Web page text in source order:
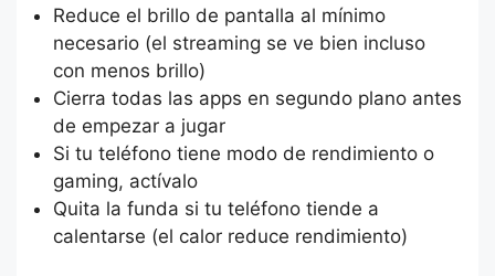
Reduce el brillo de pantalla al mínimo
necesario (el streaming se ve bien incluso
con menos brillo)
Cierra todas las apps en segundo plano antes
de empezar a jugar
Si tu teléfono tiene modo de rendimiento o
gaming, actívalo
Quita la funda si tu teléfono tiende a
calentarse (el calor reduce rendimiento)